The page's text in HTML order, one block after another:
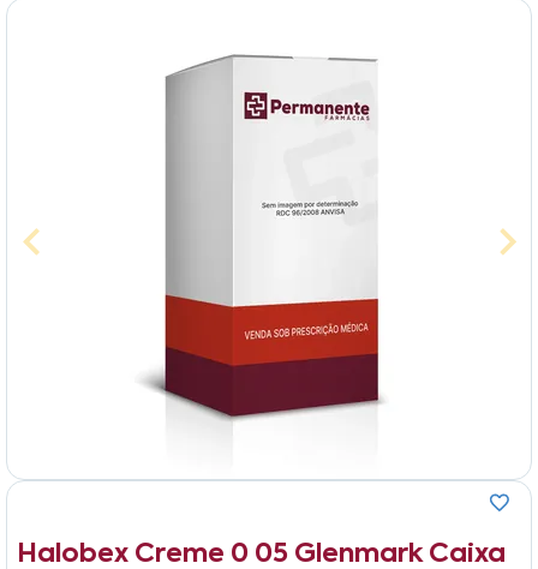
Halobex Creme 0 05 Glenmark Caixa